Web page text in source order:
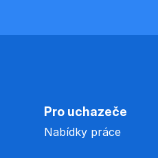
Pro uchazeče
Nabídky práce